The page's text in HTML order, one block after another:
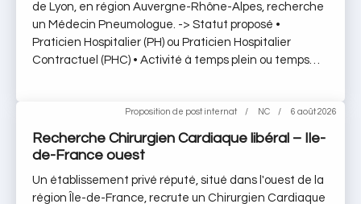
de Lyon, en région Auvergne-Rhône-Alpes, recherche
un Médecin Pneumologue. -> Statut proposé •
Praticien Hospitalier (PH) ou Praticien Hospitalier
Contractuel (PHC) • Activité à temps plein ou temps
rapidement inscriptible au Conseil de l’Ordre des
Médecins en France -> Activité proposée • Pathologies
prises en charge : insuffisance respiratoire chronique
(diagnostic et bilan d’extension), pneumopathies
Recherche Chirurgien Cardiaque libéral – Ile-
de-France ouest
Proposition de post internat NC 6 août 2026
Un établissement privé réputé, situé dans l'ouest de la
région Île-de-France, recrute un Chirurgien Cardiaque